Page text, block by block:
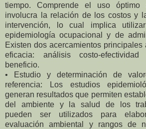
tiempo. Comprende el uso
involucra la relación de los costos y
intervención, lo cual implica
epidemiología ocupacional y de
Existen dos acercamientos
eficacia: análisis costo-
beneficio.
• Estudio y determinación de
referencia: Los estudios
generan resultados que permiten
del ambiente y la salud de los
pueden ser utilizados para
evaluación ambiental y rangos de